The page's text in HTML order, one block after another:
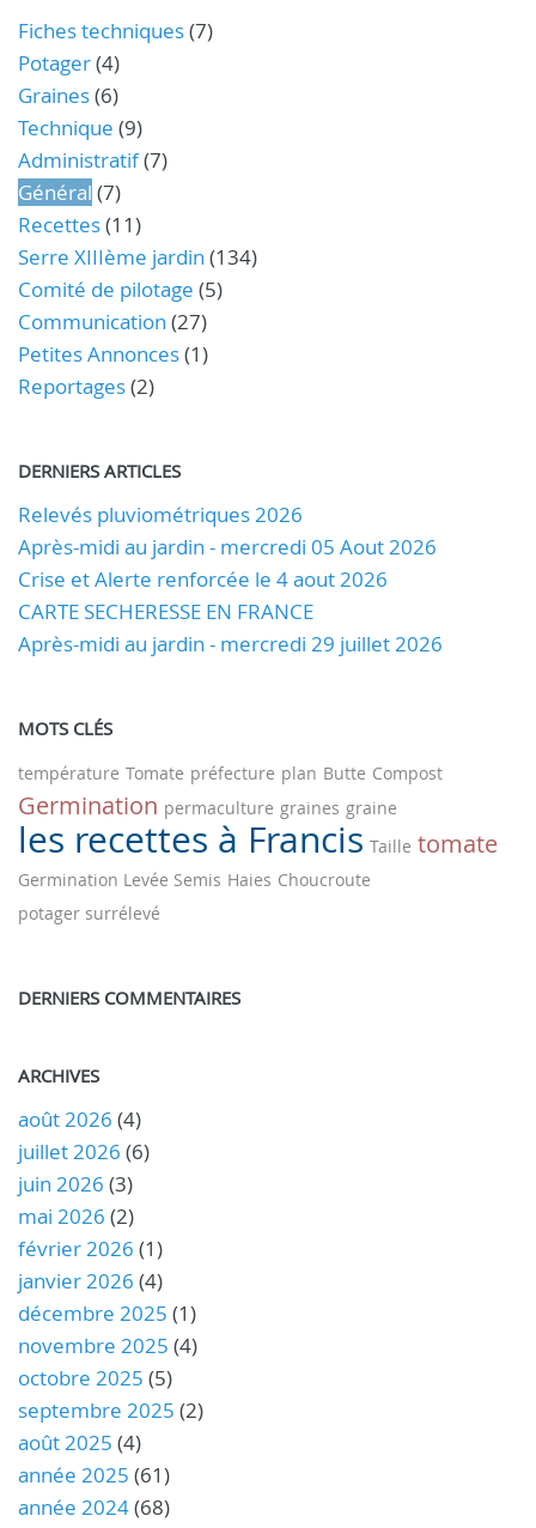
Fiches techniques(7)
Potager(4)
Graines(6)
Technique (9)
Administratif(7)
Général (7)
Recettes(11)
Serre XIIIème jardin (134)
Comité de pilotage (5)
Communication (27)
Petites Annonces(1)
Reportages(2)
DERNIERS ARTICLES
Relevés pluviométriques 2026
Après-midi au jardin - mercredi 05 Aout 2026
Crise et Alerte renforcée le 4 aout 2026
CARTE SECHERESSE EN FRANCE
Après-midi au jardin - mercredi 29 juillet 2026
MOTS CLÉS
température Tomate préfecture plan Butte Compost
Germination permaculture graines graine
les recettes à Francis Taille tomate
Germination Levée Semis Haies Choucroute
potager surrélevé
DERNIERS COMMENTAIRES
ARCHIVES
août 2026 (4)
juillet 2026 (6)
juin 2026 (3)
mai 2026 (2)
février 2026 (1)
janvier 2026 (4)
décembre 2025 (1)
novembre 2025 (4)
octobre 2025 (5)
septembre 2025 (2)
août 2025 (4)
année 2025 (61)
année 2024(68)